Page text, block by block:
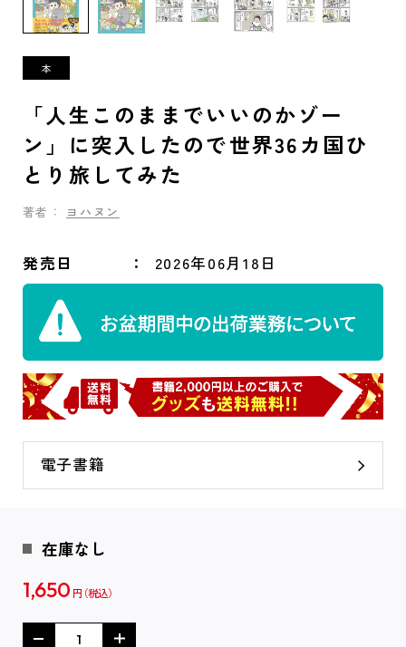
「人生このままでいいのかゾー
ン」に突入したので世界36カ国ひ
とり旅してみた
著者： ヨハヌン
発売日 2026年06月18日
電子書籍
在庫なし
1,650 円